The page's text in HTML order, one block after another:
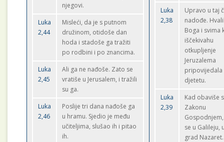
njegovi.
Luka
2,44
Misleći, da je s putnom
družinom, otidoše dan
hoda i stadoše ga tražiti
po rodbini i po znancima.
Luka
2,45
Ali ga ne nađoše. Zato se
vratiše u Jerusalem, i tražili
su ga.
Luka
2,46
Poslije tri dana nađoše ga
u hramu. Sjedio je među
učiteljima, slušao ih i pitao
ih.
Luka
2,38
Upravo u taj
nadođe.
Boga i svima
iščekivahu
otkupljenje
Jeruzalema
pripovijedala
djetetu.
Luka
2,39
Kad obaviše
Zakonu
se u Galileju,
grad Nazaret.